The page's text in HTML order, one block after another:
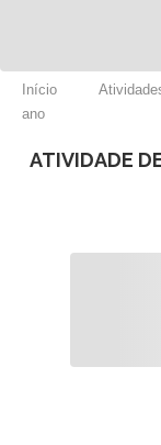
Início
ano
ATIVIDADE